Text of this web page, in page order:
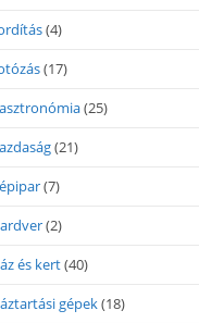
(4)
(17)
(25)
(21)
(7)
(2)
és kert(40)
gépek(18)